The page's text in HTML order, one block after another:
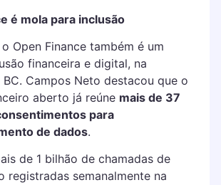
é mola para inclusão
Open Finance também é um
financeira e digital, na
Campos Neto destacou que o
aberto já reúne mais de 37
para
de dados.
de 1 bilhão de chamadas de
registradas semanalmente na